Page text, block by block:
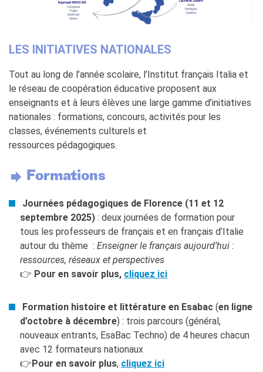
La Notte delle Idee
Operazioni artistiche
PERCHÉ IMPARARE IL
FRANCESE
RECHERCHER
LES INITIATIVES NATIONALES
Tout au long de l’année scolaire, l’Institut français Italia et
le réseau de coopération éducative proposent aux
enseignants et à leurs élèves une large gamme d’initiatives
nationales : formations, concours, activités pour les
classes, événements culturels et
ressources pédagogiques.
Formations
Journées pédagogiques de Florence (11 et 12
septembre 2025) : deux journées de formation pour
tous les professeurs de français et en français d’Italie
autour du thème :Enseigner le français aujourd’hui :
ressources, réseaux et perspectives
👉 Pour en savoir plus, cliquez ici
Formation histoire et littérature en Esabac (en ligne
d’octobre à décembre) : trois parcours (général,
nouveaux entrants, EsaBac Techno) de 4 heures chacun
avec 12 formateurs nationaux
👉 Pour en savoir plus, cliquez ici